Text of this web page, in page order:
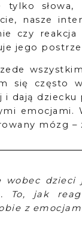
tylko
nasze
czy
jego
się często
i dają
mózg –
wobec
To, jak
z